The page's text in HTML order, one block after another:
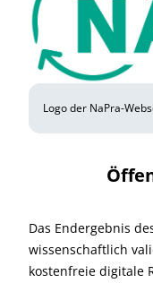
Logo der NaPra-
Das Endergebnis
wissenschaftlich
kostenfreie digitale